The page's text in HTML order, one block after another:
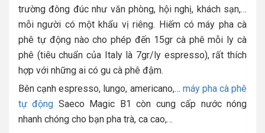
trường đông đúc như văn phòng, hội nghị, khách sạn,…
mỗi người có một khẩu vị riêng. Hiếm có máy pha cà
phê tự động nào cho phép đến 15gr cà phê mỗi ly cà
phê (tiêu chuẩn của Italy là 7gr/ly espresso), rất thích
hợp với những ai có gu cà phê đậm.
Bên cạnh espresso, lungo, americano,… máy pha cà phê
tự động Saeco Magic B1 còn cung cấp nước nóng
nhanh chóng cho bạn pha trà, ca cao,…